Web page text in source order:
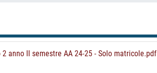
2 anno II semestre AA 24-25 - Solo matricole.pdf